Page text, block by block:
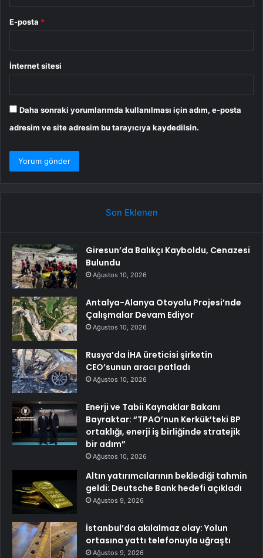
E-posta *
İnternet sitesi
Daha sonraki yorumlarımda kullanılması için adım, e-posta
adresim ve site adresim bu tarayıcıya kaydedilsin.
Son Eklenen
Giresun’da Balıkçı Kayboldu, Cenazesi
Bulundu
Ağustos 10, 2026
Antalya-Alanya Otoyolu Projesi’nde
Çalışmalar Devam Ediyor
Ağustos 10, 2026
Rusya’da İHA üreticisi şirketin
CEO’sunun aracı patladı
Ağustos 10, 2026
Enerji ve Tabii Kaynaklar Bakanı
Bayraktar: “TPAO’nun Kerkük’teki BP
ortaklığı, enerji iş birliğinde stratejik
bir adım”
Ağustos 10, 2026
Altın yatırımcılarının beklediği tahmin
geldi: Deutsche Bank hedefi açıkladı
Ağustos 9, 2026
İstanbul’da akılalmaz olay: Yolun
ortasına yattı telefonuyla uğraştı
Ağustos 9, 2026